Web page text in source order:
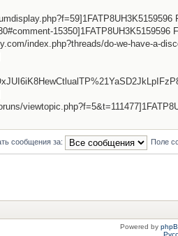
15350]1FATP8UH3K5159596
index.php?threads/do-we-have-a-
сообщения за: Поле
Powered by